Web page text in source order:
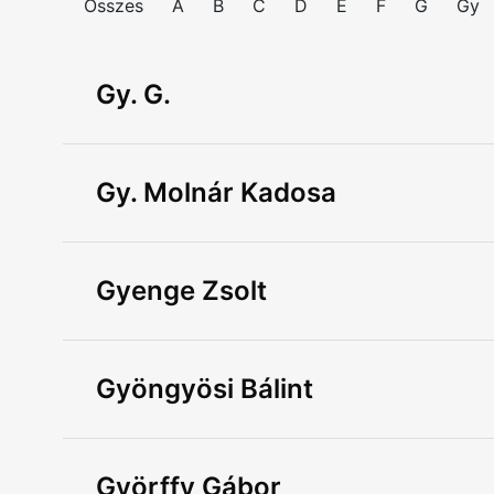
Összes A B C D E F G Gy
Gy. G.
Gy. Molnár Kadosa
Gyenge Zsolt
Gyöngyösi Bálint
Györffy Gábor